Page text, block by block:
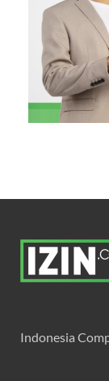
Indonesia